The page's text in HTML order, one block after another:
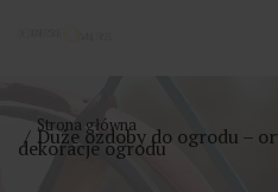
Strona główna
Duże ozdoby do ogrodu –
dekoracje ogrodu